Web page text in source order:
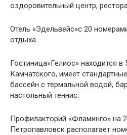
оздоровительный центр,
Отель «Эдельвейс»с 20
отдыха.
Гостиница»Гелиос» находится
Камчатского, имеет
бассейн с термальной водой,
настольный теннис.
Профилакторий «Фламинго» на
Петропавловск располагает